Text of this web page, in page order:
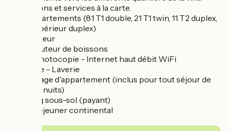
Prestations et services à la carte.
- 123 appartements (81 T1 double, 21 T1 twin, 11 T2 duplex,
10 T2 supérieur duplex)
- Ascenseur
- Distributeur de boissons
- Fax / Photocopie - Internet haut débit WiFi
- Kit linge - Laverie
- Nettoyage d'appartement (inclus pour tout séjour de
plus de 7 nuits)
- Parking sous-sol (payant)
- Petit déjeuner continental